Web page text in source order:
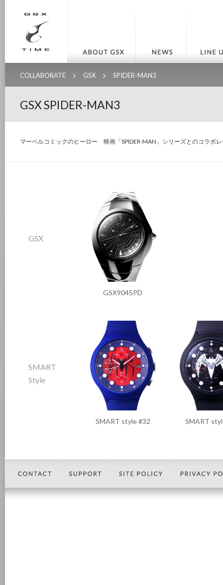
COLLABORATE GSX SPIDER-MAN3
GSX SPIDER-MAN3
マーベルコミックのヒーロー 映画「SPIDER-MAN」シリーズとのコラボ
GSX
GSX904SPD
SMART
Style
SMART style #32 SMART